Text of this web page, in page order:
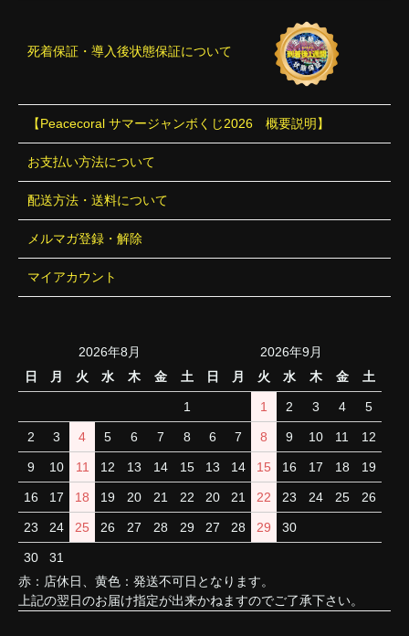
死着保証・導入後状態保証について
【Peacecoral サマージャンボくじ2026 概要説明】
お支払い方法について
配送方法・送料について
メルマガ登録・解除
マイアカウント
2026年8月
日
月 火 水 木 金 土
1
2 3 4 5 6 7 8
9 10 11 12 13 14 15
16 17 18 19 20 21 22
23 24 25 26 27 28 29
30 31
2026年9月
日
月 火 水 木 金 土
1 2 3 4 5
6 7 8 9 10 11 12
13 14 15 16 17 18 19
20 21 22 23 24 25 26
27 28 29 30
赤：店休日、黄色：発送不可日となります。
上記の翌日のお届け指定が出来かねますのでご了承下さい。